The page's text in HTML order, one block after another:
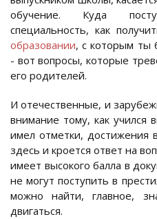
обучение. Куда
специальность, как
образовании, с которым ты
- вот вопросы, которые
его родителей.
И отечественные, и
внимание тому, как учился
имел отметки, достижения
здесь и кроется ответ на
имеет высокого балла в
не могут поступить в
можно найти, главное,
двигаться.